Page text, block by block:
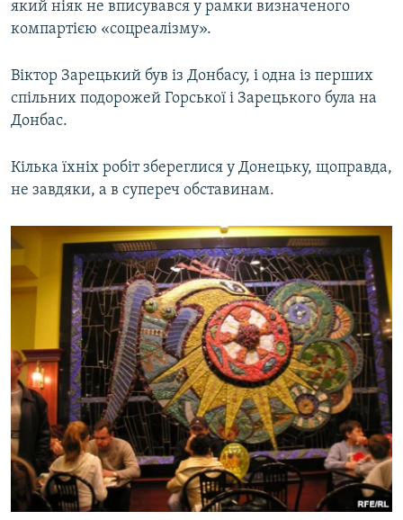
який ніяк не вписувався у рамки визначеного
компартією «соцреалізму».
Віктор Зарецький був із Донбасу, і одна із перших
спільних подорожей Горської і Зарецького була на
Донбас.
Кілька їхніх робіт збереглися у Донецьку, щоправда,
не завдяки, а в супереч обставинам.